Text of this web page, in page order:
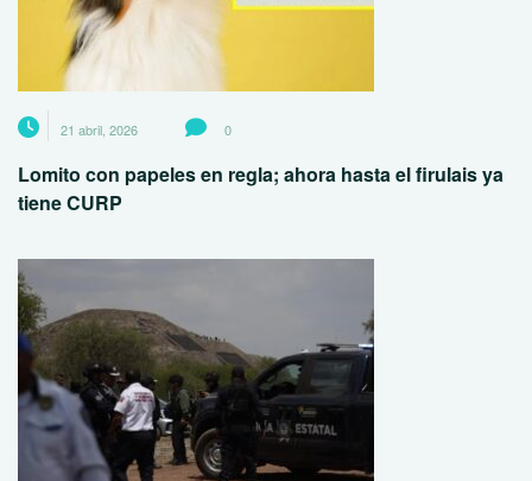
21 abril, 2026 0
Lomito con papeles en regla; ahora hasta el firulais ya
tiene CURP